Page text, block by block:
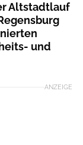
Altstadtlauf
und
ANZEIGE